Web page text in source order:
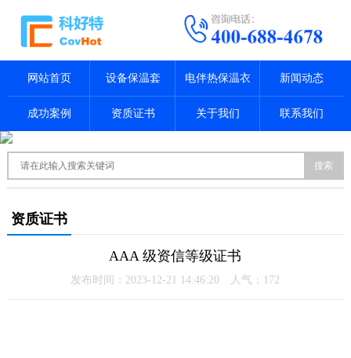
网站首页 设备保温套 电伴热保温衣 新闻动态
成功案例 资质证书 关于我们 联系我们
搜索
资质证书
AAA 级资信等级证书
发布时间：2023-12-21 14:46:20 人气： 172